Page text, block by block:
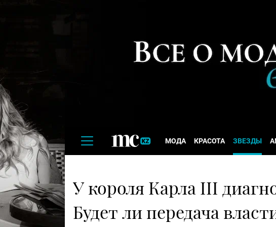
МОДА КРАСОТА ЗВЕЗДЫ
У короля Карла III
Будет ли передача